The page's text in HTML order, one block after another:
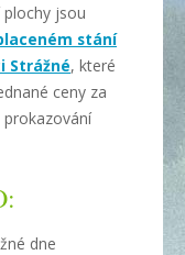
plochy jsou
stání
Strážné, které
ceny za
dne